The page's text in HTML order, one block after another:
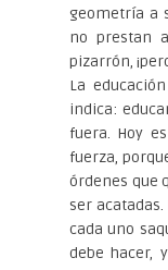
geometría a
no prestan
pizarrón,
La
indica:
fuera. Hoy
fuerza,
órdenes que
ser
cada uno
debe hacer,